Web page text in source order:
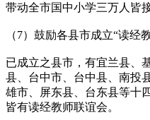
带动全市国中小学三万人皆
（7）鼓励各县市成立“读经
已成立之县市，有宜兰县、
县、台中市、台中县、南投
雄市、屏东县、台东县等十
皆有读经教师联谊会。